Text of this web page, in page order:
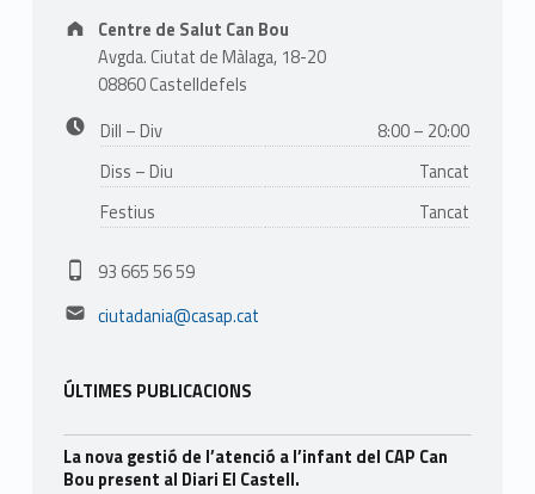
Address:
Centre de Salut Can Bou
Avgda. Ciutat de Màlaga, 18-20
08860 Castelldefels
Business hours:
Dill – Div
8:00 – 20:00
Diss – Diu
Tancat
Festius
Tancat
Phone number:
93 665 56 59
Email address:
ciutadania@casap.cat
ÚLTIMES PUBLICACIONS
La nova gestió de l’atenció a l’infant del CAP Can
Bou present al Diari El Castell.